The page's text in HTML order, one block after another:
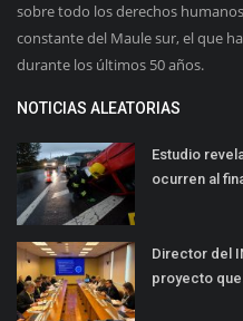
sobre todo los derechos
constante del Maule sur, el que
durante los últimos 50 años.
NOTICIAS ALEATORIAS
Estudio
ocurren al
Director del
proyecto